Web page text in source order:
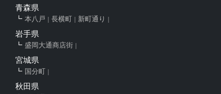
青森県
本八戸 長横町 新町通り
岩手県
盛岡大通商店街
宮城県
国分町
秋田県